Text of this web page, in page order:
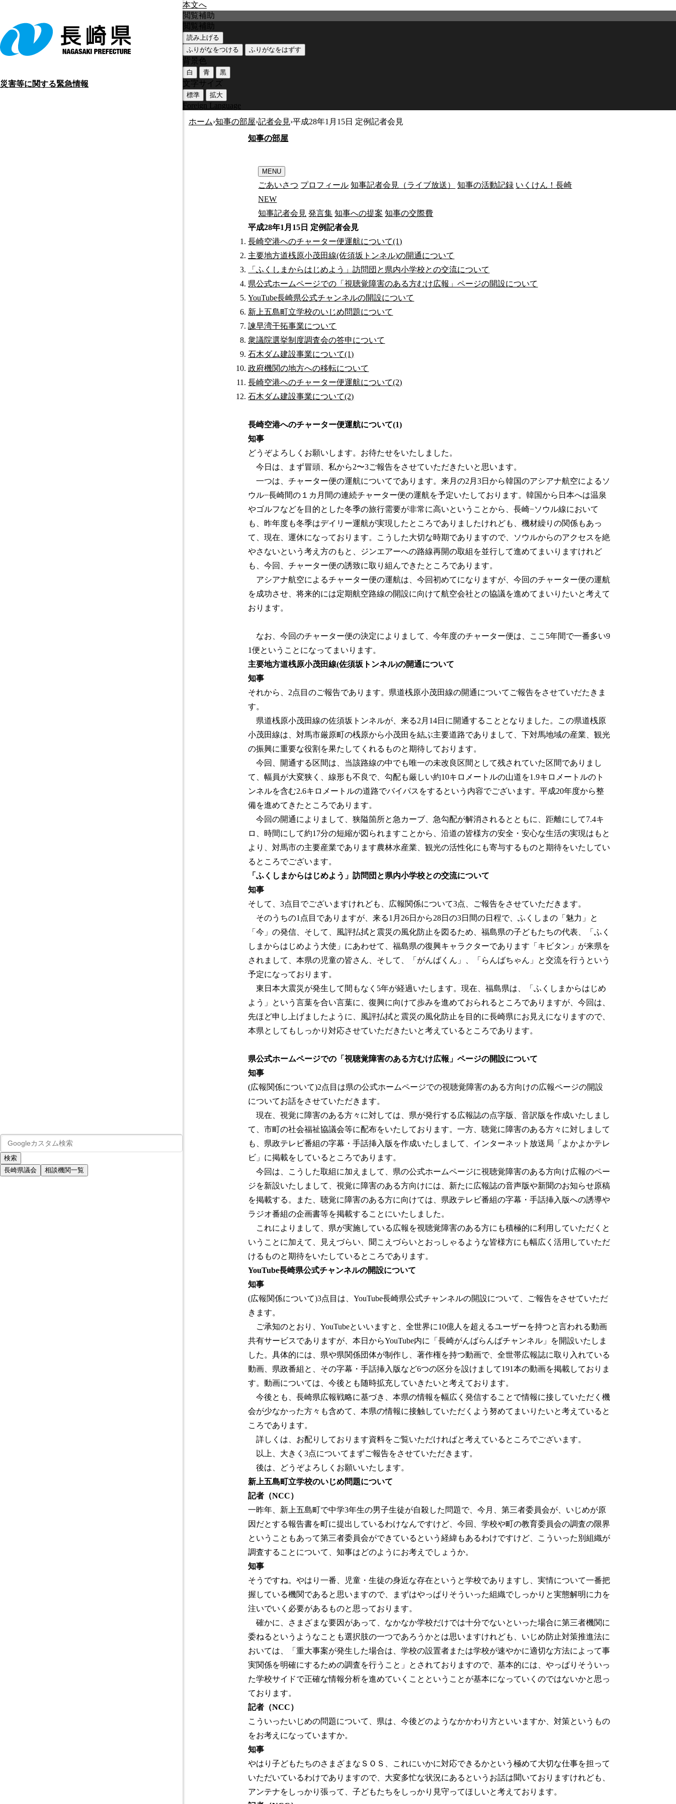
本文へ
災害等に関する緊急情報
長崎県議会 相談機関一覧
閲覧補助
閲覧補助
読み上げる
ふりがなをつける
ふりがなをはずす
背景色
白 青 黒
文字サイズ
標準 拡大
Foreign Language
ホーム›知事の部屋›記者会見›平成28年1月15日 定例記者会見
知事の部屋
MENU
ごあいさつ プロフィール 知事記者会見（ライブ放送） 知事の活動記録 いくけん！長崎
NEW
知事記者会見 発言集 知事への提案 知事の交際費
平成28年1月15日 定例記者会見
長崎空港へのチャーター便運航について(1)
主要地方道桟原小茂田線(佐須坂トンネル)の開通について
「ふくしまからはじめよう」訪問団と県内小学校との交流について
県公式ホームページでの「視聴覚障害のある方むけ広報」ページの開設について
YouTube長崎県公式チャンネルの開設について
新上五島町立学校のいじめ問題について
諫早湾干拓事業について
衆議院選挙制度調査会の答申について
石木ダム建設事業について(1)
政府機関の地方への移転について
長崎空港へのチャーター便運航について(2)
石木ダム建設事業について(2)
長崎空港へのチャーター便運航について(1)
知事
どうぞよろしくお願いします。お待たせをいたしました。
今日は、まず冒頭、私から2〜3ご報告をさせていただきたいと思います。
一つは、チャーター便の運航についてであります。来月の2月3日から韓国のアシアナ航空によるソ
ウル−長崎間の１カ月間の連続チャーター便の運航を予定いたしております。韓国から日本へは温泉
やゴルフなどを目的とした冬季の旅行需要が非常に高いということから、長崎−ソウル線において
も、昨年度も冬季はデイリー運航が実現したところでありましたけれども、機材繰りの関係もあっ
て、現在、運休になっております。こうした大切な時期でありますので、ソウルからのアクセスを絶
やさないという考え方のもと、ジンエアーへの路線再開の取組を並行して進めてまいりますけれど
も、今回、チャーター便の誘致に取り組んできたところであります。
アシアナ航空によるチャーター便の運航は、今回初めてになりますが、今回のチャーター便の運航
を成功させ、将来的には定期航空路線の開設に向けて航空会社との協議を進めてまいりたいと考えて
おります。
なお、今回のチャーター便の決定によりまして、今年度のチャーター便は、ここ5年間で一番多い9
1便ということになってまいります。
主要地方道桟原小茂田線(佐須坂トンネル)の開通について
知事
それから、2点目のご報告であります。県道桟原小茂田線の開通についてご報告をさせていだたきま
す。
県道桟原小茂田線の佐須坂トンネルが、来る2月14日に開通することとなりました。この県道桟原
小茂田線は、対馬市厳原町の桟原から小茂田を結ぶ主要道路でありまして、下対馬地域の産業、観光
の振興に重要な役割を果たしてくれるものと期待しております。
今回、開通する区間は、当該路線の中でも唯一の未改良区間として残されていた区間でありまし
て、幅員が大変狭く、線形も不良で、勾配も厳しい約10キロメートルの山道を1.9キロメートルのト
ンネルを含む2.6キロメートルの道路でバイパスをするという内容でございます。平成20年度から整
備を進めてきたところであります。
今回の開通によりまして、狭隘箇所と急カーブ、急勾配が解消されるとともに、距離にして7.4キ
ロ、時間にして約17分の短縮が図られますことから、沿道の皆様方の安全・安心な生活の実現はもと
より、対馬市の主要産業であります農林水産業、観光の活性化にも寄与するものと期待をいたしてい
るところでございます。
「ふくしまからはじめよう」訪問団と県内小学校との交流について
知事
そして、3点目でございますけれども、広報関係について3点、ご報告をさせていただきます。
そのうちの1点目でありますが、来る1月26日から28日の3日間の日程で、ふくしまの「魅力」と
「今」の発信、そして、風評払拭と震災の風化防止を図るため、福島県の子どもたちの代表、「ふく
しまからはじめよう大使」にあわせて、福島県の復興キャラクターであります「キビタン」が来県を
されまして、本県の児童の皆さん、そして、「がんばくん」、「らんばちゃん」と交流を行うという
予定になっております。
東日本大震災が発生して間もなく5年が経過いたします。現在、福島県は、「ふくしまからはじめ
よう」という言葉を合い言葉に、復興に向けて歩みを進めておられるところでありますが、今回は、
先ほど申し上げましたように、風評払拭と震災の風化防止を目的に長崎県にお見えになりますので、
本県としてもしっかり対応させていただきたいと考えているところであります。
県公式ホームページでの「視聴覚障害のある方むけ広報」ページの開設について
知事
(広報関係について)2点目は県の公式ホームページでの視聴覚障害のある方向けの広報ページの開設
についてお話をさせていただきます。
現在、視覚に障害のある方々に対しては、県が発行する広報誌の点字版、音訳版を作成いたしまし
て、市町の社会福祉協議会等に配布をいたしております。一方、聴覚に障害のある方々に対しまして
も、県政テレビ番組の字幕・手話挿入版を作成いたしまして、インターネット放送局「よかよかテレ
ビ」に掲載をしているところであります。
今回は、こうした取組に加えまして、県の公式ホームページに視聴覚障害のある方向け広報のペー
ジを新設いたしまして、視覚に障害のある方向けには、新たに広報誌の音声版や新聞のお知らせ原稿
を掲載する。また、聴覚に障害のある方に向けては、県政テレビ番組の字幕・手話挿入版への誘導や
ラジオ番組の企画書等を掲載することにいたしました。
これによりまして、県が実施している広報を視聴覚障害のある方にも積極的に利用していただくと
いうことに加えて、見えづらい、聞こえづらいとおっしゃるような皆様方にも幅広く活用していただ
けるものと期待をいたしているところであります。
YouTube長崎県公式チャンネルの開設について
知事
(広報関係について)3点目は、YouTube長崎県公式チャンネルの開設について、ご報告をさせていただ
きます。
ご承知のとおり、YouTubeといいますと、全世界に10億人を超えるユーザーを持つと言われる動画
共有サービスでありますが、本日からYouTube内に「長崎がんばらんばチャンネル」を開設いたしま
した。具体的には、県や県関係団体が制作し、著作権を持つ動画で、全世帯広報誌に取り入れている
動画、県政番組と、その字幕・手話挿入版など6つの区分を設けまして191本の動画を掲載しておりま
す。動画については、今後とも随時拡充していきたいと考えております。
今後とも、長崎県広報戦略に基づき、本県の情報を幅広く発信することで情報に接していただく機
会が少なかった方々も含めて、本県の情報に接触していただくよう努めてまいりたいと考えていると
ころであります。
詳しくは、お配りしております資料をご覧いただければと考えているところでございます。
以上、大きく3点についてまずご報告をさせていただきます。
後は、どうぞよろしくお願いいたします。
新上五島町立学校のいじめ問題について
記者（NCC）
一昨年、新上五島町で中学3年生の男子生徒が自殺した問題で、今月、第三者委員会が、いじめが原
因だとする報告書を町に提出しているわけなんですけど、今回、学校や町の教育委員会の調査の限界
ということもあって第三者委員会ができているという経緯もあるわけですけど、こういった別組織が
調査することについて、知事はどのようにお考えでしょうか。
知事
そうですね。やはり一番、児童・生徒の身近な存在というと学校でありますし、実情について一番把
握している機関であると思いますので、まずはやっぱりそういった組織でしっかりと実態解明に力を
注いでいく必要があるものと思っております。
確かに、さまざまな要因があって、なかなか学校だけでは十分でないといった場合に第三者機関に
委ねるというようなことも選択肢の一つであろうかとは思いますけれども、いじめ防止対策推進法に
おいては、「重大事案が発生した場合は、学校の設置者または学校が速やかに適切な方法によって事
実関係を明確にするための調査を行うこと」とされておりますので、基本的には、やっぱりそういっ
た学校サイドで正確な情報分析を進めていくことということが基本になっていくのではないかと思っ
ております。
記者（NCC）
こういったいじめの問題について、県は、今後どのようなかかわり方といいますか、対策というもの
をお考えになっていますか。
知事
やはり子どもたちのさまざまなＳＯＳ、これにいかに対応できるかという極めて大切な仕事を担って
いただいているわけでありますので、大変多忙な状況にあるというお話は聞いておりますけれども、
アンテナをしっかり張って、子どもたちをしっかり見守ってほしいと考えております。